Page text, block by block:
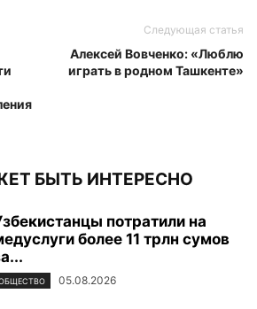
Следующая статья
Алексей Вовченко: «Люблю
играть в родном Ташкенте»
БЫТЬ ИНТЕРЕСНО
потратили на
более 11 трлн сумов
05.08.2026